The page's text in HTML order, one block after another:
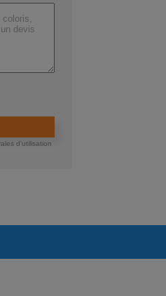
d'utilisation